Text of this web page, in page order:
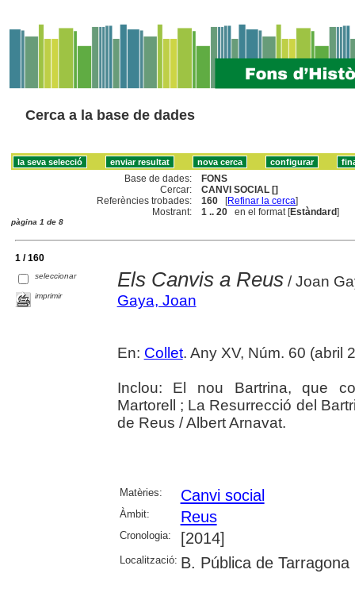
Cerca a la base de dades
Base de dades:
FONS
Cercar:
CANVI SOCIAL []
Referències trobades:
160 [Refinar la cerca]
Mostrant:
1 .. 20 en el format [Estàndard]
pàgina 1 de 8
1 / 160
seleccionar
imprimir
Els Canvis a Reus/ Joan
Gaya, Joan
En: Collet. Any XV, Núm. 60 (abril
Inclou: El nou Bartrina, que
Martorell ; La Resurrecció del
de Reus / Albert Arnavat.
Matèries: Canvi social
Àmbit: Reus
Cronologia: [2014]
Localització: B. Pública de Tarragona